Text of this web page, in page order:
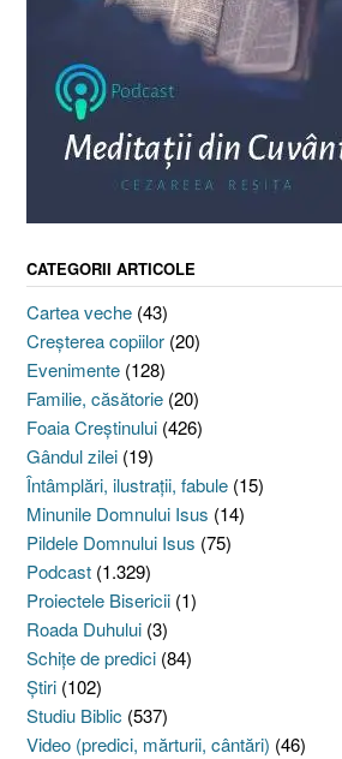
CATEGORII ARTICOLE
Cartea veche (43)
Creşterea copiilor (20)
Evenimente (128)
Familie, căsătorie (20)
Foaia Creştinului (426)
Gândul zilei (19)
Întâmplări, ilustraţii, fabule (15)
Minunile Domnului Isus (14)
Pildele Domnului Isus (75)
Podcast (1.329)
Proiectele Bisericii (1)
Roada Duhului (3)
Schiţe de predici (84)
Ştiri (102)
Studiu Biblic (537)
Video (predici, mărturii, cântări) (46)